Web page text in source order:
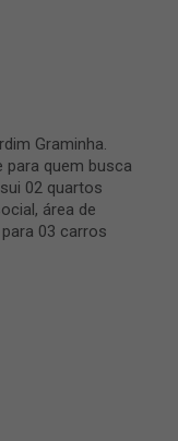
Graminha.
para quem busca
02 quartos
área de
03 carros